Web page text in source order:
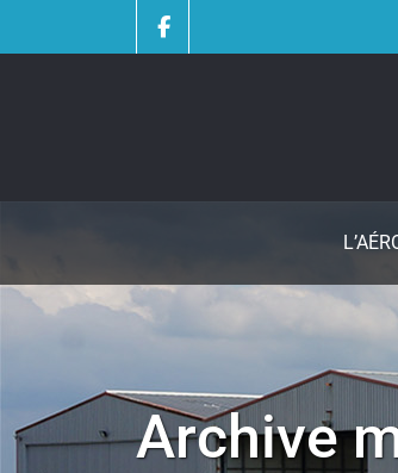
content
Archive